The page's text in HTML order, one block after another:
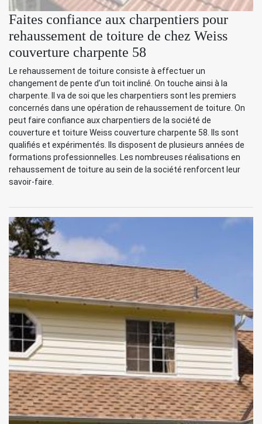
Faites confiance aux charpentiers pour
rehaussement de toiture de chez Weiss
couverture charpente 58
Le rehaussement de toiture consiste à effectuer un
changement de pente d’un toit incliné. On touche ainsi à la
charpente. Il va de soi que les charpentiers sont les premiers
concernés dans une opération de rehaussement de toiture. On
peut faire confiance aux charpentiers de la société de
couverture et toiture Weiss couverture charpente 58. Ils sont
qualifiés et expérimentés. Ils disposent de plusieurs années de
formations professionnelles. Les nombreuses réalisations en
rehaussement de toiture au sein de la société renforcent leur
savoir-faire.